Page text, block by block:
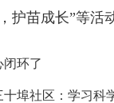
护苗成长”等活
闭环了
埠社区：学习科